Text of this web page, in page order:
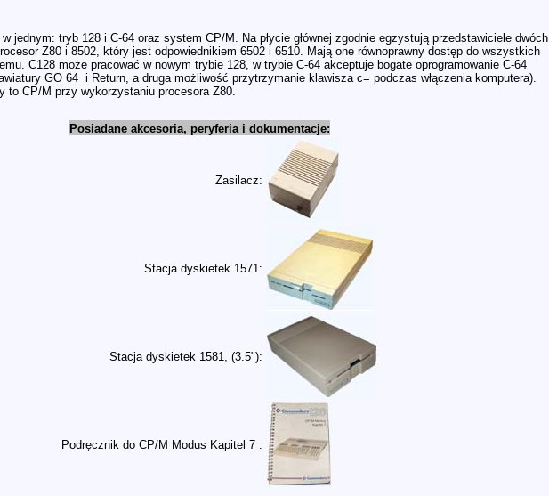
jednym: tryb 128 i C-64 oraz system CP/M. Na płycie głównej zgodnie egzystują przedstawiciele dwóch
Z80 i 8502, który jest odpowiednikiem 6502 i 6510. Mają one równoprawny dostęp do wszystkich
C128 może pracować w nowym trybie 128, w trybie C-64 akceptuje bogate oprogramowanie C-64
GO 64 i Return, a druga możliwość przytrzymanie klawisza c= podczas włączenia komputera).
to CP/M przy wykorzystaniu procesora Z80.
Posiadane akcesoria, peryferia i dokumentacje:
Zasilacz:
Stacja dyskietek 1571:
Stacja dyskietek 1581, (3.5"):
Podręcznik do CP/M Modus Kapitel 7 :